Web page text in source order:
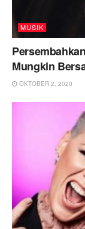
MUSIK
Mungkin
OKTOBER 2, 2020